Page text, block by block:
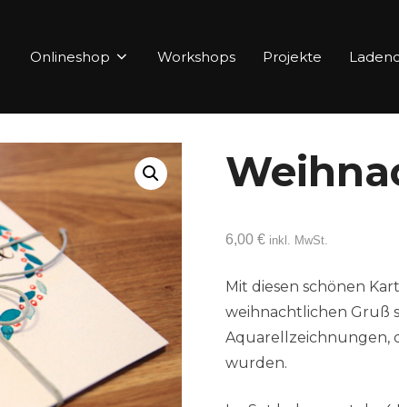
Onlineshop Workshops Projekte
6,00 € inkl. MwSt.
Mit diesen schönen
weihnachtlichen Gruß
Aquarellzeichnungen,
wurden.